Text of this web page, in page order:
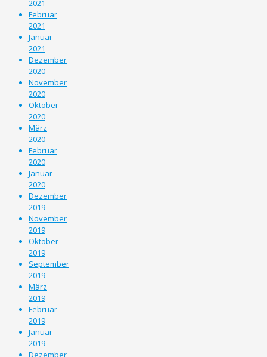
2021
Februar
2021
Januar
2021
Dezember
2020
November
2020
Oktober
2020
März
2020
Februar
2020
Januar
2020
Dezember
2019
November
2019
Oktober
2019
September
2019
März
2019
Februar
2019
Januar
2019
Dezember